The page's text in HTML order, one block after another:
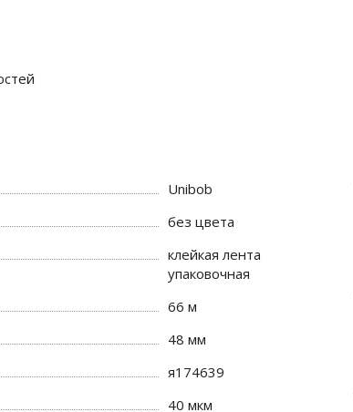
Unibob
без цвета
клейкая лента
упаковочная
66 м
48 мм
я174639
40 мкм